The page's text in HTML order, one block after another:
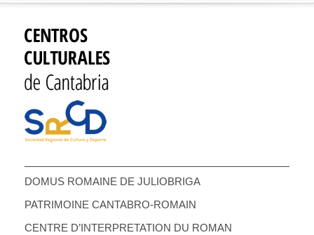
DOMUS ROMAINE DE JULIOBRIGA
PATRIMOINE CANTABRO-ROMAIN
CENTRE D’INTERPRETATION DU ROMAN